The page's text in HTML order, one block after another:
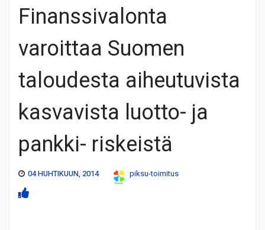
Finanssivalonta
varoittaa Suomen
taloudesta aiheutuvista
kasvavista luotto- ja
pankki- riskeistä
04 HUHTIKUUN, 2014 piksu-toimitus